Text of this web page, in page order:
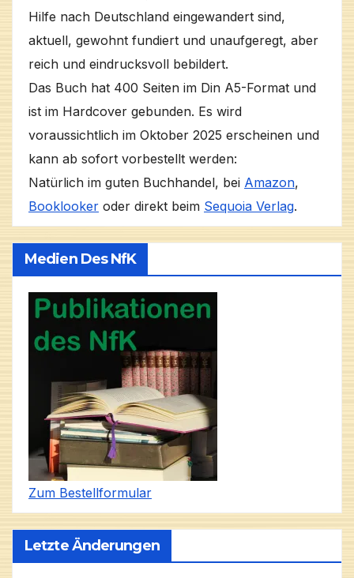
Hilfe nach Deutschland eingewandert sind,
aktuell, gewohnt fundiert und unaufgeregt, aber
reich und eindrucksvoll bebildert.
Das Buch hat 400 Seiten im Din A5-Format und
ist im Hardcover gebunden. Es wird
voraussichtlich im Oktober 2025 erscheinen und
kann ab sofort vorbestellt werden:
Natürlich im guten Buchhandel, bei Amazon,
Booklooker oder direkt beim Sequoia Verlag.
Medien Des NfK
Zum Bestellformular
Letzte Änderungen